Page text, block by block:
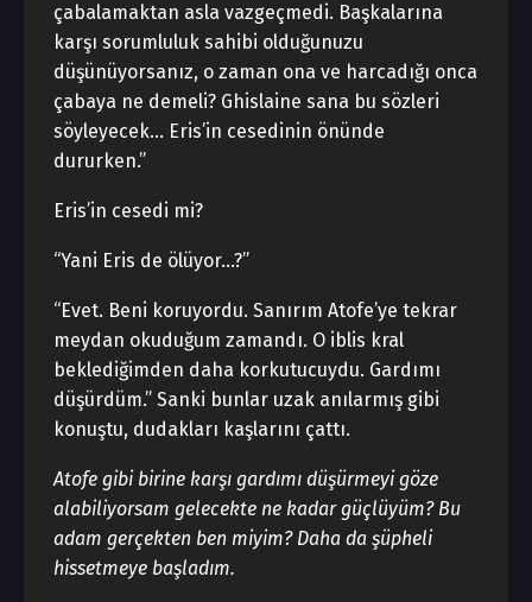
çabalamaktan asla vazgeçmedi. Başkalarına
karşı sorumluluk sahibi olduğunuzu
düşünüyorsanız, o zaman ona ve harcadığı onca
çabaya ne demeli? Ghislaine sana bu sözleri
söyleyecek… Eris’in cesedinin önünde
dururken.”
Eris’in cesedi mi?
“Yani Eris de ölüyor…?”
“Evet. Beni koruyordu. Sanırım Atofe’ye tekrar
meydan okuduğum zamandı. O iblis kral
beklediğimden daha korkutucuydu. Gardımı
düşürdüm.” Sanki bunlar uzak anılarmış gibi
konuştu, dudakları kaşlarını çattı.
Atofe gibi birine karşı gardımı düşürmeyi göze
alabiliyorsam gelecekte ne kadar güçlüyüm? Bu
adam gerçekten ben miyim? Daha da şüpheli
hissetmeye başladım.